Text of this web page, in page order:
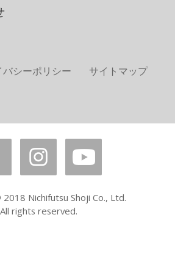
バシーポリシー サイトマップ
Nichifutsu Shoji Co., Ltd.
All rights reserved.